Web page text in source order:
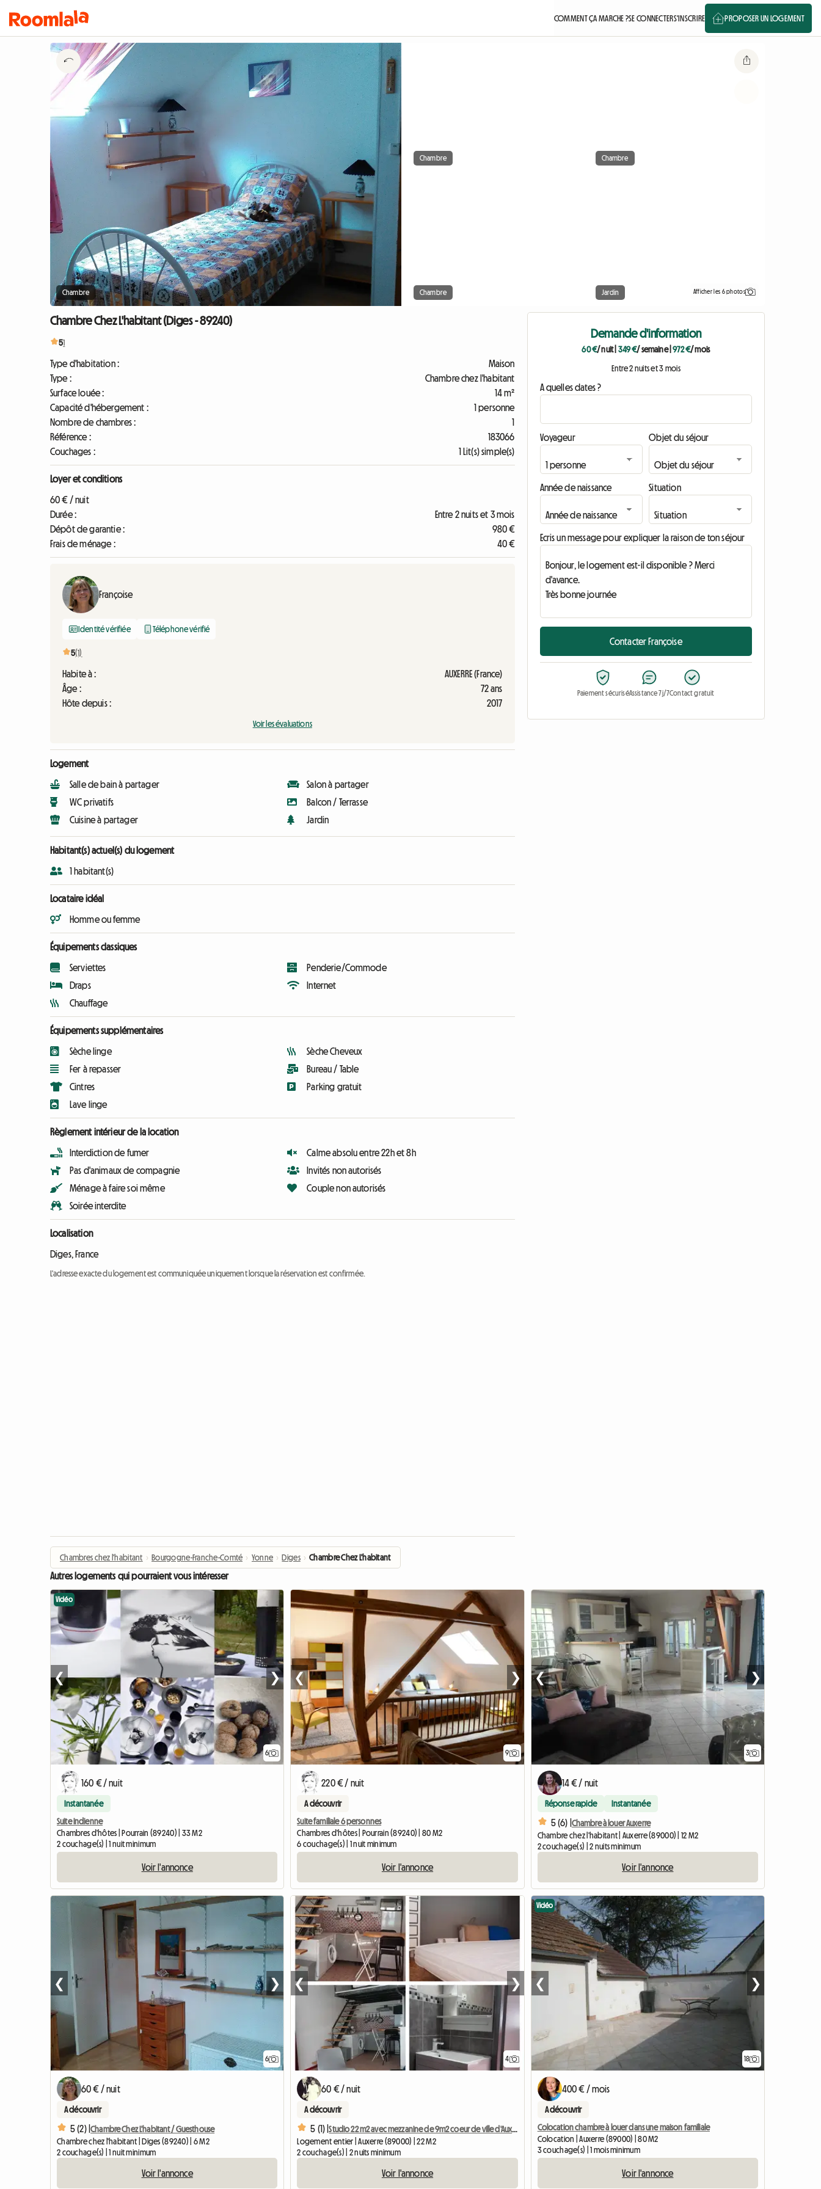
COMMENT ÇA MARCHE ?SE CONNECTERS'INSCRIRE PROPOSER UN LOGEMENT
Chambre
Chambre Chambre
Chambre Jardin Afficher les 6 photos
Chambre Chez L'habitant (Diges - 89240)
51
Type d'habitation :
Maison
Type :
Chambre chez l'habitant
Surface louée :
14 m²
Capacité d'hébergement :
1 personne
Nombre de chambres :
1
Référence :
183066
Couchages :
1 Lit(s) simple(s)
Loyer et conditions
60 € / nuit
Durée :
Entre 2 nuits et 3 mois
Dépôt de garantie :
980 €
Frais de ménage :
40 €
Françoise
Identité vérifiée Téléphone vérifié
5(1)
Habite à :
AUXERRE (France)
Âge :
72 ans
Hôte depuis :
2017
Voir les évaluations
Logement
Salle de bain à partager
WC privatifs
Cuisine à partager
Salon à partager
Balcon / Terrasse
Jardin
Habitant(s) actuel(s) du logement
1 habitant(s)
Locataire idéal
Homme ou femme
Équipements classiques
Serviettes
Draps
Chauffage
Penderie/Commode
Internet
Équipements supplémentaires
Sèche linge
Fer à repasser
Cintres
Lave linge
Sèche Cheveux
Bureau / Table
Parking gratuit
Règlement intérieur de la location
Interdiction de fumer
Pas d'animaux de compagnie
Ménage à faire soi même
Soirée interdite
Calme absolu entre 22h et 8h
Invités non autorisés
Couple non autorisés
Localisation
Diges, France
L'adresse exacte du logement est communiquée uniquement lorsque la réservation est confirmée.
Demande d'information
60 €/ nuit| 349 €/ semaine|972 €/ mois
Entre 2 nuits et 3 mois
A quelles dates ?
Voyageur Objet du séjour
Année de naissance Situation
Ecris un message pour expliquer la raison de ton séjour
Contacter Françoise
Paiement sécuriséAssistance 7j/7Contact gratuit
Chambres chez l'habitant › Bourgogne-Franche-Comté › Yonne › Diges › Chambre Chez L'habitant
Autres logements qui pourraient vous intéresser
6
Vidéo
❮ ❯
160 € / nuit
Instantanée
Suite indienne
Chambres d'hôtes | Pourrain (89240) | 33 M2
2 couchage(s) | 1 nuit minimum
Voir l'annonce
9
❮ ❯
220 € / nuit
A découvrir
Suite familiale 6 personnes
Chambres d'hôtes | Pourrain (89240) | 80 M2
6 couchage(s) | 1 nuit minimum
Voir l'annonce
3
❮ ❯
14 € / nuit
Réponse rapide Instantanée
5 (6) | Chambre à louer Auxerre
Chambre chez l'habitant | Auxerre (89000) | 12 M2
2 couchage(s) | 2 nuits minimum
Voir l'annonce
6
❮ ❯
60 € / nuit
A découvrir
5 (2) |Chambre Chez L'habitant / Guesthouse
Chambre chez l'habitant | Diges (89240) | 6 M2
2 couchage(s) | 1 nuit minimum
Voir l'annonce
4
❮ ❯
60 € / nuit
A découvrir
5 (1) |
Studio 22 m2 avec mezzanine de 9m2 coeur de ville d'Auxerre
Logement entier | Auxerre (89000) | 22 M2
2 couchage(s) | 2 nuits minimum
Voir l'annonce
18
Vidéo
❮ ❯
400 € / mois
A découvrir
Colocation chambre à louer dans une maison familiale
Colocation | Auxerre (89000) | 80 M2
3 couchage(s) | 1 mois minimum
Voir l'annonce